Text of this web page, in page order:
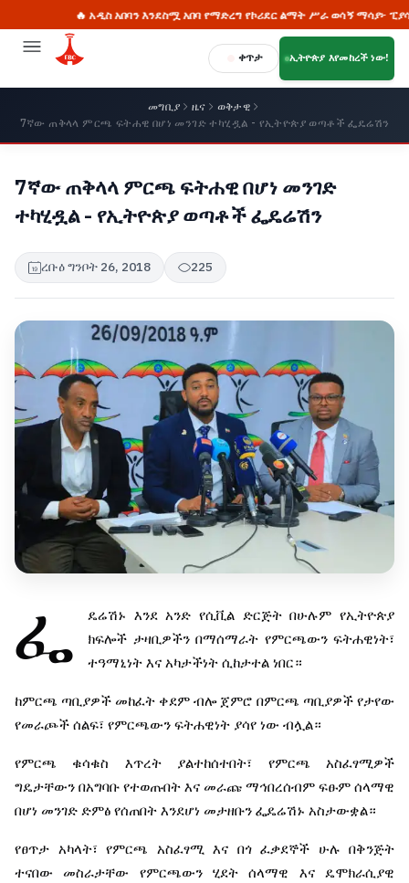
🔥 አዲስ አበባን እንደስሟ አበባ የማድረግ የኮሪደር ልማት ሥራ ወሳኝ ማሳያ፦ ፒያሳ
ቀጥታ ኢትዮጵያ እየመከረች ነው!
መግቢያ ዜና
ወቅታዊ
7ኛው ጠቅላላ ምርጫ ፍትሐዊ በሆነ መንገድ ተካሂዷል - የኢትዮጵያ ወጣቶች ፌዴሬሽን
7ኛው ጠቅላላ ምርጫ ፍትሐዊ በሆነ መንገድ
ተካሂዷል - የኢትዮጵያ ወጣቶች ፌዴሬሽን
ረቡዕ ግንቦት 26, 2018 225
ፌ ዴሬሽኑ እንደ አንድ የሲቪል ድርጅት በሁሉም የኢትዮጵያ
ክፍሎች ታዛቢዎችን በማሰማራት የምርጫውን ፍትሐዊነት፣
ተዓማኒነት እና አካታችነት ሲከታተል ነበር።
ከምርጫ ጣቢያዎች መከፈት ቀደም ብሎ ጀምሮ በምርጫ ጣቢያዎች የታየው
የመራጮች ሰልፍ፣ የምርጫውን ፍትሐዊነት ያሳየ ነው ብሏል።
የምርጫ ቁሳቁስ እጥረት ያልተከሰተበት፣ የምርጫ
አስፈፃሚዎች
ግዴታቸውን በአግባቡ የተወጡበት እና መራጩ ማኅበረሰብም ፍፁም ሰላማዊ
በሆነ መንገድ ድምፅ የሰጠበት እንደሆነ መታዘቡን ፌዴሬሽኑ አስታውቋል።
የፀጥታ አካላት፣ የምርጫ አስፈፃሚ እና በጎ ፈቃደኞች ሁሉ በቅንጅት
ተናበው
መስራታቸው የምርጫውን ሂደት ሰላማዊ እና
ዴሞክራሲያዊ